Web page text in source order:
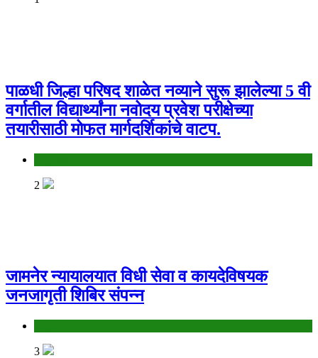
पाळधी जिल्हा परिषद शाळेत नव्याने सुरू झालेल्या 5 वी
वर्गातील विद्यार्थ्यांना नवोदय प्रवेश परीक्षेच्या
तयारीसाठी मोफत मार्गदर्शिकांचे वाटप.
2
जामनेर न्यायालयात विधी सेवा व कायदेविषयक
जनजागृती शिबिर संपन्न
3